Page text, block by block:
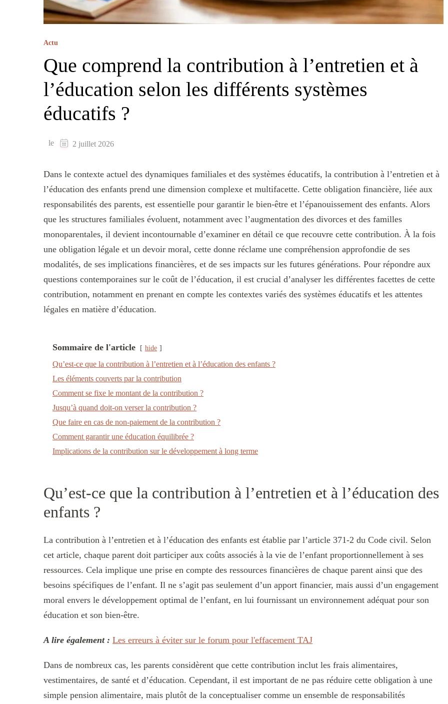
Actu
Que comprend la contribution à l’entretien et à
l’éducation selon les différents systèmes
éducatifs ?
le 2 juillet 2026
Dans le contexte actuel des dynamiques familiales et des systèmes éducatifs, la contribution à l’entretien et à
l’éducation des enfants prend une dimension complexe et multifacette. Cette obligation financière, liée aux
responsabilités des parents, est essentielle pour garantir le bien-être et l’épanouissement des enfants. Alors
que les structures familiales évoluent, notamment avec l’augmentation des divorces et des familles
monoparentales, il devient incontournable d’examiner en détail ce que recouvre cette contribution. À la fois
une obligation légale et un devoir moral, cette donne réclame une compréhension approfondie de ses
modalités, de ses implications financières, et de ses impacts sur les futures générations. Pour répondre aux
questions contemporaines sur le coût de l’éducation, il est crucial d’analyser les différentes facettes de cette
contribution, notamment en prenant en compte les contextes variés des systèmes éducatifs et les attentes
légales en matière d’éducation.
Sommaire de l'article hide
Qu’est-ce que la contribution à l’entretien et à l’éducation des enfants ?
Les éléments couverts par la contribution
Comment se fixe le montant de la contribution ?
Jusqu’à quand doit-on verser la contribution ?
Que faire en cas de non-paiement de la contribution ?
Comment garantir une éducation équilibrée ?
Implications de la contribution sur le développement à long terme
Qu’est-ce que la contribution à l’entretien et à l’éducation des
enfants ?
La contribution à l’entretien et à l’éducation des enfants est établie par l’article 371-2 du Code civil. Selon
cet article, chaque parent doit participer aux coûts associés à la vie de l’enfant proportionnellement à ses
ressources. Cela implique une prise en compte des ressources financières de chaque parent ainsi que des
besoins spécifiques de l’enfant. Il ne s’agit pas seulement d’un apport financier, mais aussi d’un engagement
moral envers le développement optimal de l’enfant, en lui fournissant un environnement adéquat pour son
éducation et son bien-être.
A lire également : Les erreurs à éviter sur le forum pour l'effacement TAJ
Dans de nombreux cas, les parents considèrent que cette contribution inclut les frais alimentaires,
vestimentaires, de santé et d’éducation. Cependant, il est important de ne pas réduire cette obligation à une
simple pension alimentaire, mais plutôt de la conceptualiser comme un ensemble de responsabilités